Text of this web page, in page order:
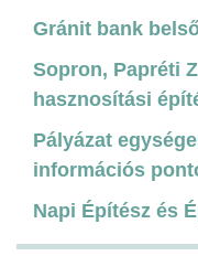
Gránit bank
Sopron, Papréti
hasznosítási
Pályázat
információs
Napi Építész és